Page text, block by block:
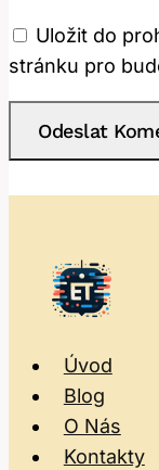
Uložit do
stránku pro
Úvod
Blog
O Nás
Kontakty